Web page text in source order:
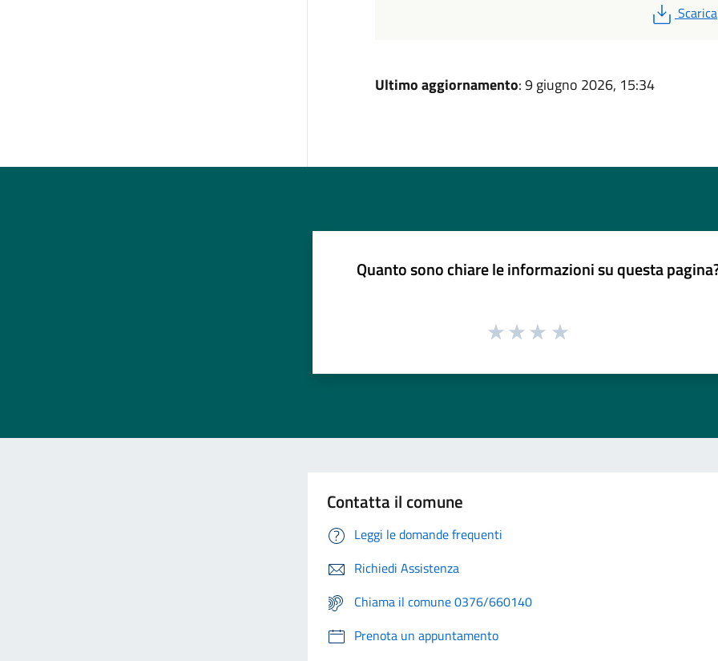
PDF
Scarica
Ultimo aggiornamento: 9 giugno 2026, 15:34
Quanto sono chiare le informazioni su questa
Contatta il comune
Leggi le domande frequenti
Richiedi Assistenza
Chiama il comune 0376/660140
Prenota un appuntamento